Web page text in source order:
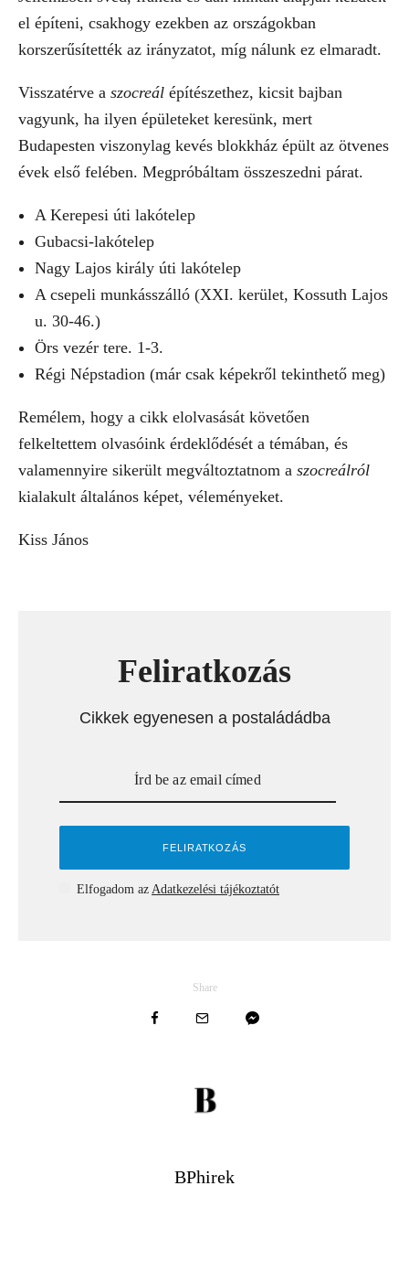
el építeni, csakhogy ezekben az országokban
korszerűsítették az irányzatot, míg nálunk ez elmaradt.
Visszatérve a szocreál építészethez, kicsit bajban
vagyunk, ha ilyen épületeket keresünk, mert
Budapesten viszonylag kevés blokkház épült az ötvenes
évek első felében. Megpróbáltam összeszedni párat.
A Kerepesi úti lakótelep
Gubacsi-lakótelep
Nagy Lajos király úti lakótelep
A csepeli munkásszálló (XXI. kerület, Kossuth Lajos
u. 30-46.)
Örs vezér tere. 1-3.
Régi Népstadion (már csak képekről tekinthető meg)
Remélem, hogy a cikk elolvasását követően
felkeltettem olvasóink érdeklődését a témában, és
valamennyire sikerült megváltoztatnom a szocreálról
kialakult általános képet, véleményeket.
Kiss János
Feliratkozás
Cikkek egyenesen a postaládádba
Elfogadom az Adatkezelési tájékoztatót
Share
BPhirek